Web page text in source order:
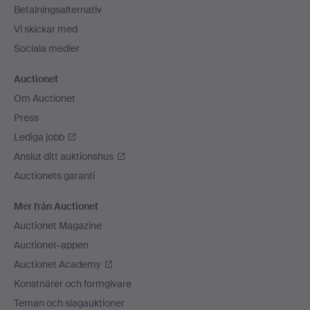
Betalningsalternativ
Vi skickar med
Sociala medier
Auctionet
Om Auctionet
Press
Lediga jobb
Anslut ditt auktionshus
Auctionets garanti
Mer från Auctionet
Auctionet Magazine
Auctionet-appen
Auctionet Academy
Konstnärer och formgivare
Teman och slagauktioner